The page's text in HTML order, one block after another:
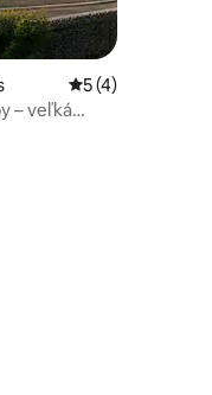
48
Priemerné
5 (4)
– veľká